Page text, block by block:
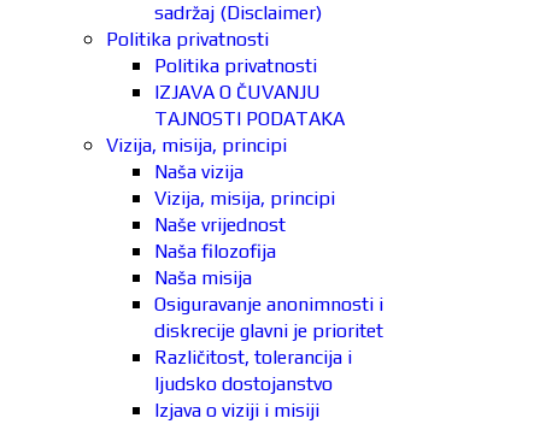
sadržaj (Disclaimer)
Politika privatnosti
Politika privatnosti
IZJAVA O ČUVANJU
TAJNOSTI PODATAKA
Vizija, misija, principi
Naša vizija
Vizija, misija, principi
Naše vrijednost
Naša filozofija
Naša misija
Osiguravanje anonimnosti i
diskrecije glavni je prioritet
Različitost, tolerancija i
ljudsko dostojanstvo
Izjava o viziji i misiji